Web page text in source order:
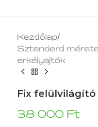
Kezdőlap/
Sztenderd
erkélyajtók
Fix felülvilágító
38 000 Ft